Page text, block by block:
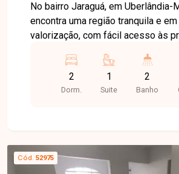
No bairro Jaraguá, em Uberlândia-
encontra uma região tranquila e
valorização, com fácil acesso às
supermercados, escolas,
comércios, oferecendo praticidade
de vida. Apartamento disponível para locação,
possui ambientes bem
iluminação natural e excelente
2
Dorm.
1
Suite
2
Banho
Cód. 52975